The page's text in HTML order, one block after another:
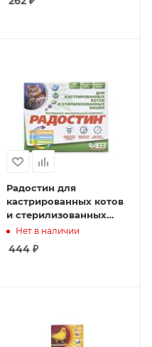
Радостин для
кастрированных котов
и стерилизованных
кошек /рыба+таурин
Нет в наличии
444₽